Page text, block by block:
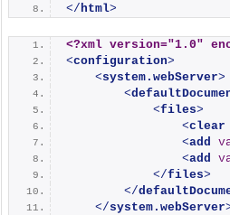
</ html>
<?xml version="1.0"
<configuration>
<system.webServer>
<
<files>
<clear
<add
<add
</files>
</
</system.webServer